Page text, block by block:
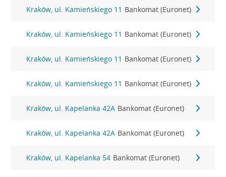
Kraków, ul. Kamieńskiego 11 Bankomat (Euronet)
Kraków, ul. Kamieńskiego 11 Bankomat (Euronet)
Kraków, ul. Kamieńskiego 11 Bankomat (Euronet)
Kraków, ul. Kamieńskiego 11 Bankomat (Euronet)
Kraków, ul. Kapelanka 42A Bankomat (Euronet)
Kraków, ul. Kapelanka 42A Bankomat (Euronet)
Kraków, ul. Kapelanka 54 Bankomat (Euronet)